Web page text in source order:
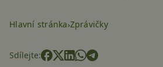
Hlavní stránka Zprávičky
Sdílejte: